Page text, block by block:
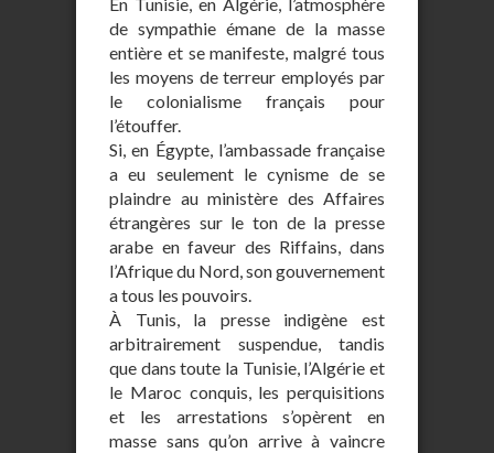
de sympathie émane de la masse
entière et se manifeste, malgré tous
les moyens de terreur employés par
le colonialisme français pour
l’étouffer.
Si, en Égypte, l’ambassade française
a eu seulement le cynisme de se
plaindre au ministère des Affaires
étrangères sur le ton de la presse
arabe en faveur des Riffains, dans
l’Afrique du Nord, son gouvernement
a tous les pouvoirs.
À Tunis, la presse indigène est
arbitrairement suspendue, tandis
que dans toute la Tunisie, l’Algérie et
le Maroc conquis, les perquisitions
et les arrestations s’opèrent en
masse sans qu’on arrive à vaincre